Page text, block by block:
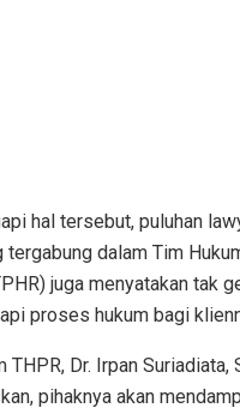
hal tersebut, puluhan
tergabung dalam Tim
juga menyatakan tak
proses hukum bagi
THPR, Dr. Irpan Suriadiata,
pihaknya akan